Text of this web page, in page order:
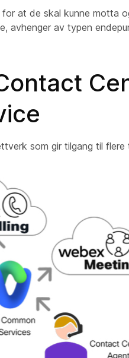
at de skal kunne motta
avhenger av typen
som gir tilgang til flere